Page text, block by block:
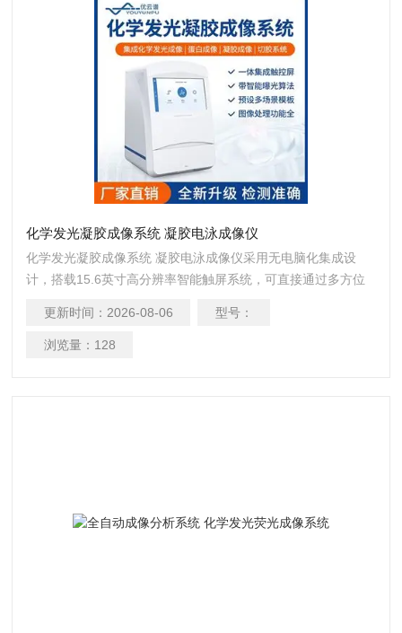
化学发光凝胶成像系统 凝胶电泳成像仪
化学发光凝胶成像系统 凝胶电泳成像仪采用无电脑化集成设
计，搭载15.6英寸高分辨率智能触屏系统，可直接通过多方位
更新时间： 2026-08-06 型号：
浏览量： 128